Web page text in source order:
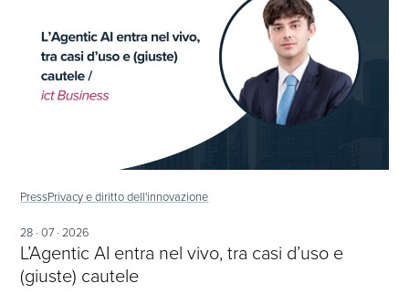
PressPrivacy e diritto dell'innovazione
28 · 07 · 2026
L’Agentic AI entra nel vivo, tra casi d’uso e
(giuste) cautele